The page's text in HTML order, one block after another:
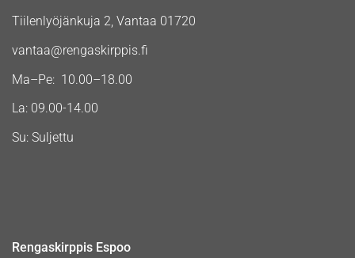
Tiilenlyöjänkuja 2, Vantaa 01720
vantaa@rengaskirppis.fi
Ma–Pe: 10.00–18.00
La: 09.00-14.00
Su: Suljettu
Rengaskirppis Espoo